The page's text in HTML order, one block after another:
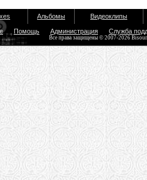
Альбомы Видеоклипы
Помощь Администрация Служба
Все права защищены © 2007-2026